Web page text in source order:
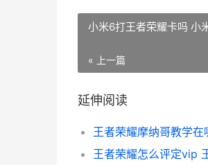
小米6打王者荣耀卡吗 小
« 上一篇
延伸阅读
王者荣耀摩纳哥教学
王者荣耀怎么评定vip